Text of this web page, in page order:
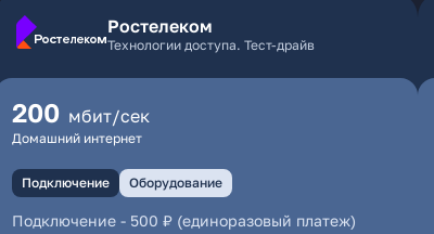
Ростелеком
Технологии доступа. Тест-драйв
200 мбит/сек
Домашний интернет
Подключение Оборудование
Подключение- 500 ₽ (единоразовый платеж)